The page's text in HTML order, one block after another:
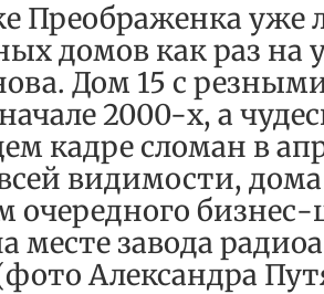
Преображенка уже
домов как раз на
Дом 15 с
2000-х, а
кадре сломан в
видимости,
очередного
месте завода
Александра